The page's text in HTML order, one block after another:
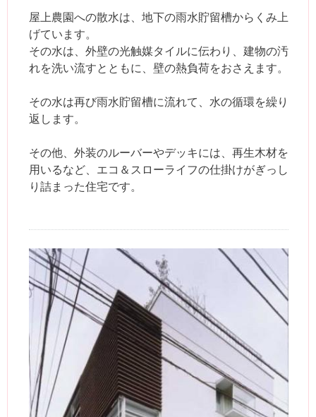
屋上農園への散水は、地下の雨水貯留槽からくみ上
げています。
その水は、外壁の光触媒タイルに伝わり、建物の汚
れを洗い流すとともに、壁の熱負荷をおさえます。
その水は再び雨水貯留槽に流れて、水の循環を繰り
返します。
その他、外装のルーバーやデッキには、再生木材を
用いるなど、エコ＆スローライフの仕掛けがぎっし
り詰まった住宅です。